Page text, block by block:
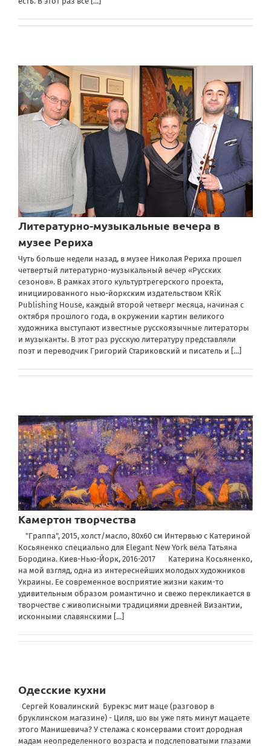
Литературно-музыкальные вечера в
музее Рериха
Чуть больше недели назад, в музее Николая Рериха прошел
четвертый литературно-музыкальный вечер «Русских
сезонов». В рамках этого культуртрегерского проекта,
инициированного нью-йоркским издательством KRiK
Publishing House, каждый второй четверг месяца, начиная с
октября прошлого года, в окружении картин великого
художника выступают известные русскоязычные литераторы
и музыканты. В этот раз русскую литературу представляли
поэт и переводчик Григорий Стариковский и писатель и [...]
Камертон творчества
"Граппа", 2015, холст/масло, 80х60 см Интервью с Катериной
Косьяненко специально для Elegant New York вела Татьяна
Бородина. Киев-Нью-Йорк, 2016-2017 Катерина Косьяненко,
на мой взгляд, одна из интереснейших молодых художников
Украины. Ее современное восприятие жизни каким-то
удивительным образом романтично и свежо перекликается в
творчестве с живописными традициями древней Византии,
исконными славянскими [...]
Одесские кухни
Сергей Ковалинский Бурекэс мит маце (разговор в
бруклинском магазине) - Циля, шо вы уже пять минут мацаете
этого Манишевича? У стелажа с консервами стоит дородная
мадам неопределенного возраста и подслеповатыми глазами